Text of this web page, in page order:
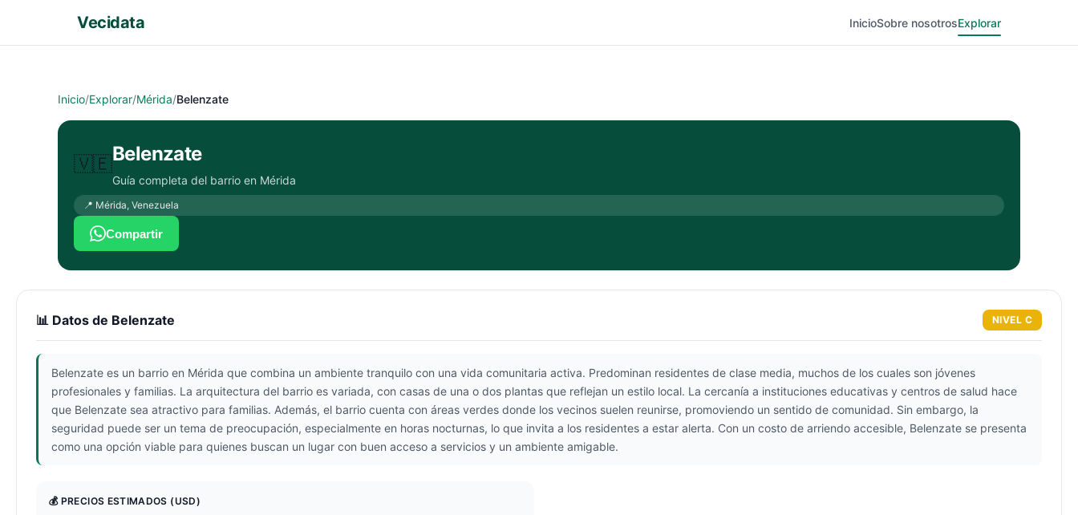
Vecidata InicioSobre nosotrosExplorar
Inicio/Explorar/Mérida/Belenzate
🇻🇪Belenzate
Guía completa del barrio en Mérida
📍 Mérida, Venezuela
Compartir
📊 Datos de Belenzate NIVEL C
Belenzate es un barrio en Mérida que combina un ambiente tranquilo con una vida comunitaria activa. Predominan residentes de clase media, muchos de los cuales son jóvenes
profesionales y familias. La arquitectura del barrio es variada, con casas de una o dos plantas que reflejan un estilo local. La cercanía a instituciones educativas y centros de salud hace
que Belenzate sea atractivo para familias. Además, el barrio cuenta con áreas verdes donde los vecinos suelen reunirse, promoviendo un sentido de comunidad. Sin embargo, la
seguridad puede ser un tema de preocupación, especialmente en horas nocturnas, lo que invita a los residentes a estar alerta. Con un costo de arriendo accesible, Belenzate se presenta
como una opción viable para quienes buscan un lugar con buen acceso a servicios y un ambiente amigable.
💰 PRECIOS ESTIMADOS (USD)